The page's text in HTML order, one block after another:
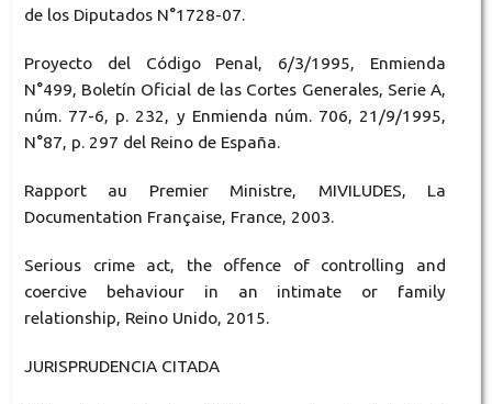
de los Diputados N°1728-07.
Proyecto del Código Penal, 6/3/1995, Enmienda
N°499, Boletín Oficial de las Cortes Generales, Serie A,
núm. 77-6, p. 232, y Enmienda núm. 706, 21/9/1995,
N°87, p. 297 del Reino de España.
Rapport au Premier Ministre, MIVILUDES, La
Documentation Française, France, 2003.
Serious crime act, the offence of controlling and
coercive behaviour in an intimate or family
relationship, Reino Unido, 2015.
JURISPRUDENCIA CITADA